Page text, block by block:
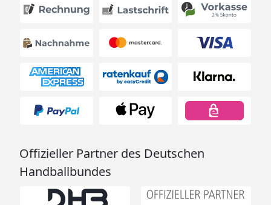
Offizieller Partner des Deutschen
Handballbundes